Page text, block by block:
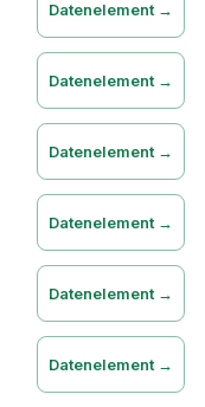
Datenelement →
Datenelement →
Datenelement →
Datenelement →
Datenelement →
Datenelement →